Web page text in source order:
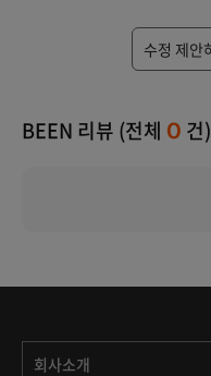
수정 제안
BEEN 리뷰 (전체 0 건)
회사소개